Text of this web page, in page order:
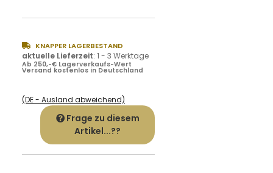
KNAPPER LAGERBESTAND
aktuelle Lieferzeit: 1 - 3 Werktage
Ab 250,-€ Lagerverkaufs-Wert
Versand kostenlos in Deutschland
(DE - Ausland abweichend)
Frage zu diesem
Artikel...??